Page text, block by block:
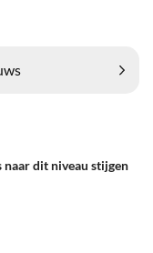
naar dit niveau stijgen